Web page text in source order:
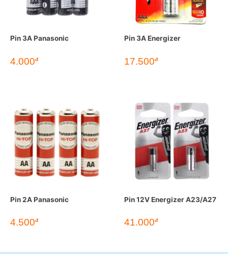
Pin 3A Panasonic
4.000đ
Pin 3A Energizer
17.500đ
Pin 2A Panasonic
4.500đ
Pin 12V Energizer A23/A27
41.000đ